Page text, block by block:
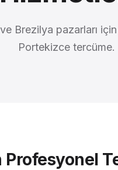
Brezilya pazarları
Portekizce tercüme.
Profesyonel